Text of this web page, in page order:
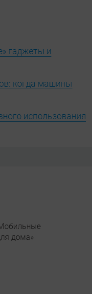
гаджеты и
когда машины
использования
дома»